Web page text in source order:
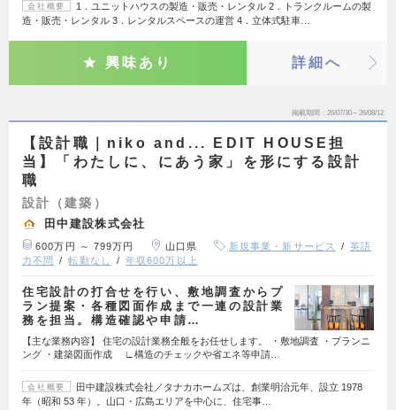
会社概要
1．ユニットハウスの製造・販売・レンタル 2．トランクルームの製
造・販売・レンタル 3．レンタルスペースの運営 4．立体式駐車…
興味あり 詳細へ
掲載期間 26/07/30～26/08/12
【設計職｜niko and... EDIT HOUSE担
当】「わたしに、にあう家」を形にする設計
職
設計（建築）
田中建設株式会社
600万円 ～ 799万円 山口県 新規事業・新サービス
英語
力不問
転勤なし 年収600万以上
住宅設計の打合せを行い、敷地調査からプ
ラン提案・各種図面作成まで一連の設計業
務を担当。構造確認や申請…
【主な業務内容】 住宅の設計業務全般をお任せします。 ・敷地調査 ・プランニ
ング ・建築図面作成 ∟構造のチェックや省エネ等申請…
会社概要
田中建設株式会社／タナカホームズは、創業明治元年、設立 1978
年（昭和 53 年）。山口・広島エリアを中心に、住宅事…